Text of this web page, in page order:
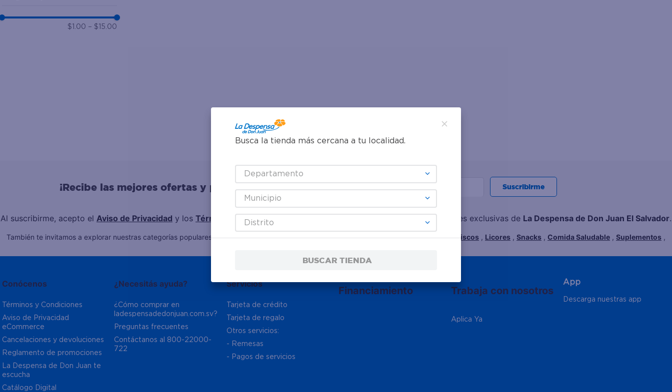
$1.00 – $15.00
¡Recibe las mejores ofertas y promociones! Suscribirme
Al suscribirme, acepto el Aviso de Privacidad y los Términos y Condiciones , así como el envío de noticias y promociones exclusivas de La Despensa de Don Juan El Salvador.
También te invitamos a explorar nuestras categorías populares:Leches,Enlatados,Verduras,Quesos,Cervezas,Cortes de Res,Mariscos , Licores , Snacks , Comida Saludable , Suplementos ,
Conócenos
Términos y Condiciones
Aviso de Privacidad
eCommerce
Cancelaciones y devoluciones
Reglamento de promociones
La Despensa de Don Juan te
escucha
Catálogo Digital
¿Necesitás ayuda?
¿Cómo comprar en
ladespensadedonjuan.com.sv?
Preguntas frecuentes
Contáctanos al 800-22000-
722
Servicios
Tarjeta de crédito
Tarjeta de regalo
Otros servicios:
- Remesas
- Pagos de servicios
Financiamiento Trabaja con nosotros
Aplica Ya
App
Descarga nuestras app
Busca la tienda más cercana a tu localidad.
Departamento
Municipio
Distrito
BUSCAR TIENDA